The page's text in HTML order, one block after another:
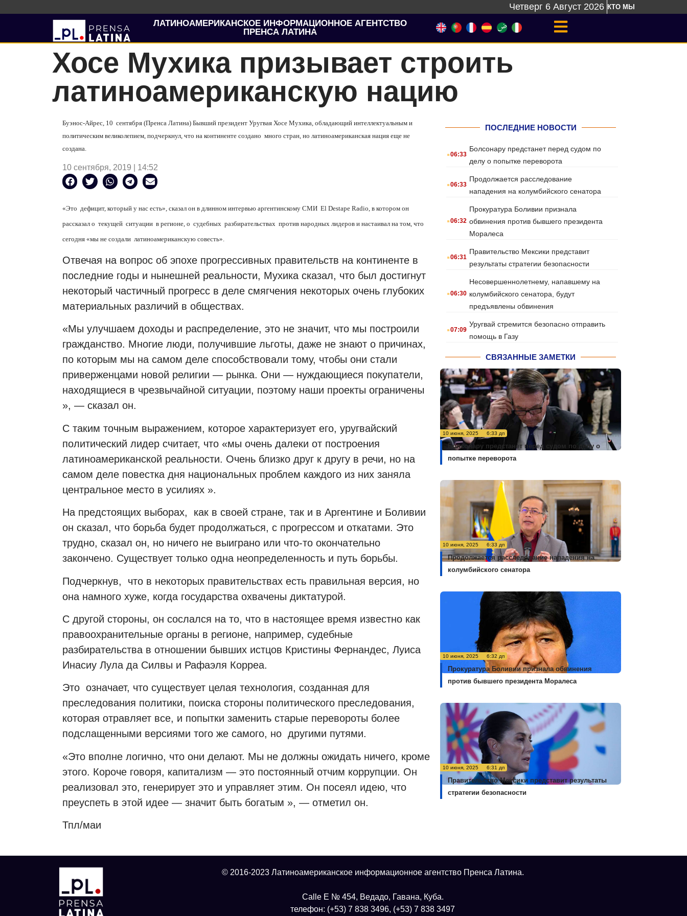
Четверг 6 Август 2026 КТО МЫ
ЛАТИНОАМЕРИКАНСКОЕ ИНФОРМАЦИОННОЕ АГЕНТСТВО
ПРЕНСА ЛАТИНА
Хосе Мухика призывает строить
латиноамериканскую нацию
Буэнос-Айрес, 10 сентября (Пренса Латина) Бывший президент Уругвая Хосе Мухика, обладающий интеллектуальным и
политическим великолепием, подчеркнул, что на континенте создано много стран, но латиноамериканская нация еще не
создана.
10 сентября, 2019 | 14:52
«Это дефицит, который у нас есть», сказал он в длинном интервью аргентинскому СМИ El Destape Radio, в котором он
рассказал о текущей ситуации в регионе, о судебных разбирательствах против народных лидеров и настаивал на том, что
сегодня «мы не создали латиноамериканскую совесть».
Отвечая на вопрос об эпохе прогрессивных правительств на континенте в
последние годы и нынешней реальности, Мухика сказал, что был достигнут
некоторый частичный прогресс в деле смягчения некоторых очень глубоких
материальных различий в обществах.
«Мы улучшаем доходы и распределение, это не значит, что мы построили
гражданство. Многие люди, получившие льготы, даже не знают о причинах,
по которым мы на самом деле способствовали тому, чтобы они стали
приверженцами новой религии — рынка. Они — нуждающиеся покупатели,
находящиеся в чрезвычайной ситуации, поэтому наши проекты ограничены
», — сказал он.
С таким точным выражением, которое характеризует его, уругвайский
политический лидер считает, что «мы очень далеки от построения
латиноамериканской реальности. Очень близко друг к другу в речи, но на
самом деле повестка дня национальных проблем каждого из них заняла
центральное место в усилиях ».
На предстоящих выборах,
как в своей стране, так и в Аргентине и Боливии
он сказал, что борьба будет продолжаться, с прогрессом и откатами. Это
трудно, сказал он, но ничего не выиграно или что-то окончательно
закончено. Существует только одна неопределенность и путь борьбы.
Подчеркнув,
что в некоторых правительствах есть правильная версия, но
она намного хуже, когда государства охвачены диктатурой.
С другой стороны, он сослался на то, что в настоящее время известно как
правоохранительные органы в регионе, например, судебные
разбирательства в отношении бывших истцов Кристины Фернандес, Луиса
Инасиу Лула да Силвы и Рафаэля Корреа.
Это означает, что существует целая технология, созданная для
преследования политики, поиска стороны политического преследования,
которая отравляет все, и попытки заменить старые перевороты более
подслащенными версиями того же самого, но другими путями.
«Это вполне логично, что они делают. Мы не должны ожидать ничего, кроме
этого. Короче говоря, капитализм — это постоянный отчим коррупции. Он
реализовал это, генерирует это и управляет этим. Он посеял идею, что
преуспеть в этой идее — значит быть богатым », — отметил он.
Тпл/маи
ПОСЛЕДНИЕ НОВОСТИ
.06:33
Болсонару предстанет перед судом по
делу о попытке переворота
.06:33
Продолжается расследование
нападения на колумбийского сенатора
.06:32
Прокуратура Боливии признала
обвинения против бывшего президента
Моралеса
.06:31
Правительство Мексики представит
результаты стратегии безопасности
.06:30
Несовершеннолетнему, напавшему на
колумбийского сенатора, будут
предъявлены обвинения
.07:09
Уругвай стремится безопасно отправить
помощь в Газу
СВЯЗАННЫЕ ЗАМЕТКИ
10 июня, 2025 6:33 дп
Болсонару предстанет перед судом по делу о
попытке переворота
10 июня, 2025 6:33 дп
Продолжается расследование нападения на
колумбийского сенатора
10 июня, 2025 6:32 дп
Прокуратура Боливии признала обвинения
против бывшего президента Моралеса
10 июня, 2025 6:31 дп
Правительство Мексики представит результаты
стратегии безопасности
© 2016-2023 Латиноамериканское информационное агентство Пренса Латина.
Calle E № 454, Ведадо, Гавана, Куба.
телефон: (+53) 7 838 3496, (+53) 7 838 3497